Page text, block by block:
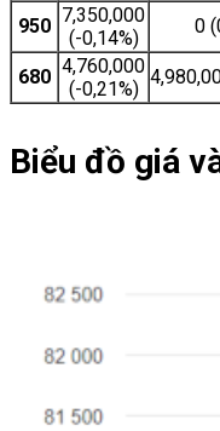
950 7,350,000
(-0,14%)
0
680 4,760,000
(-0,21%)
Biểu đồ giá